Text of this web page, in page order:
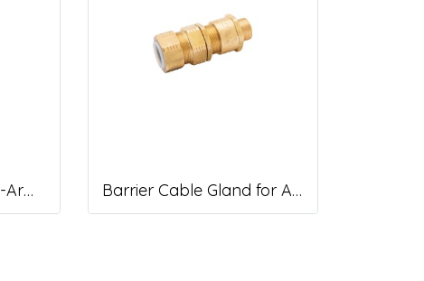
Cable Gland for Non-Armoured Cable, DNAF Series Barrier Cable Gland for Armoured Cable, DACB Series